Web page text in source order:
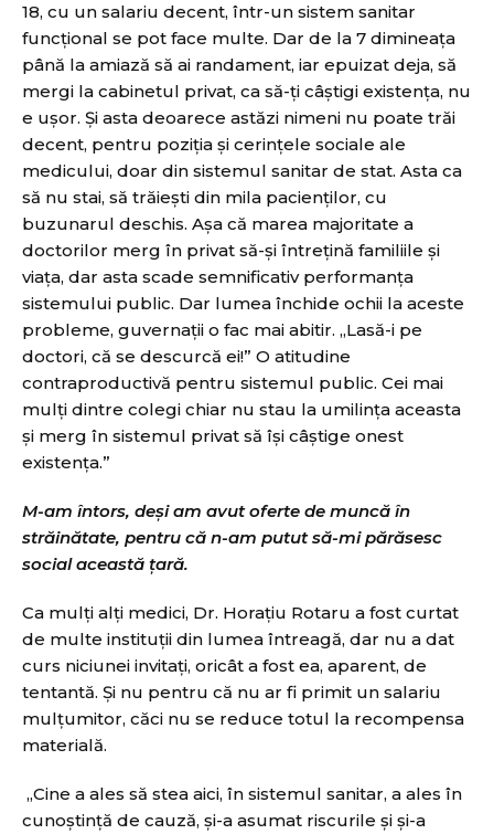
18, cu un salariu decent, într-un sistem sanitar
funcţional se pot face multe. Dar de la 7 dimineaţa
până la amiază să ai randament, iar epuizat deja, să
mergi la cabinetul privat, ca să-ţi câştigi existenţa, nu
e uşor. Şi asta deoarece astăzi nimeni nu poate trăi
decent, pentru poziția și cerințele sociale ale
medicului, doar din sistemul sanitar de stat. Asta ca
să nu stai, să trăieşti din mila pacienţilor, cu
buzunarul deschis. Aşa că marea majoritate a
doctorilor merg în privat să-şi întreţină familiile şi
viaţa, dar asta scade semnificativ performanţa
sistemului public. Dar lumea închide ochii la aceste
probleme, guvernaţii o fac mai abitir. „Lasă-i pe
doctori, că se descurcă ei!” O atitudine
contraproductivă pentru sistemul public. Cei mai
mulți dintre colegi chiar nu stau la umilinţa aceasta
și merg în sistemul privat să își câștige onest
existența.”
M-am întors, deși am avut oferte de muncă în
străinătate, pentru că n-am putut să-mi părăsesc
social această ţară.
Ca mulţi alţi medici, Dr. Horaţiu Rotaru a fost curtat
de multe instituţii din lumea întreagă, dar nu a dat
curs niciunei invitaţi, oricât a fost ea, aparent, de
tentantă. Şi nu pentru că nu ar fi primit un salariu
mulţumitor, căci nu se reduce totul la recompensa
materială.
„Cine a ales să stea aici, în sistemul sanitar, a ales în
cunoştinţă de cauză, şi-a asumat riscurile şi şi-a